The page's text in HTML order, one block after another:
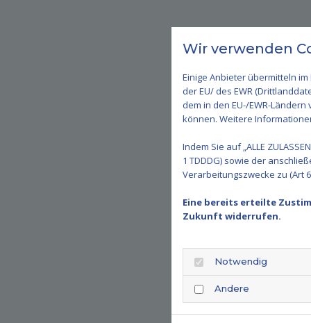
Wir verwenden
Einige Anbieter übermitteln
der EU/ des EWR
dem in den EU-/EWR-
können. Weitere
Indem Sie auf „ALLE
1 TDDDG) sowie der
Verarbeitungszwecke zu (Art 6
Eine bereits erteilte
Zukunft widerrufen.
Notwendig
Andere